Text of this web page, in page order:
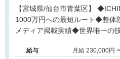
【宮城県/仙台市青葉区】 ◆ICHINOSHIKIグループ◆年収
1000万円への最短ルート◆整
メディア掲載実績◆世界唯一の
センティブ制度あり◆独立開業
給与